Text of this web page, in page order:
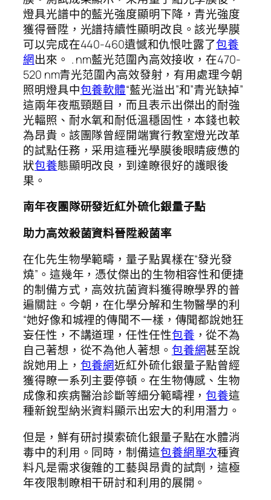
燈具光譜中的藍光強度顯明下降，青光強度
獲得晉陞，光譜持續性顯明改良。該光學膜
可以完成在440-460遺憾和仇恨吐露了包養
網出來。 . nm藍光范圍內高效接收，在470-
520 nm青光范圍內高效發射，有用處理今朝
照明燈具中包養軟體“藍光溢出”和”青光缺掉”
這兩年夜瓶頸題目，而且表示出傑出的耐強
光輻照、耐水氧和耐低溫穩固性，本錢也較
為昂貴。該團隊曾經開端實行教室燈光改革
的試點任務，采用這種光學膜後眼睛疲憊的
狀包養態顯明改良，到達瞭很好的護眼後
果。
南年夜團隊研發近紅外硫化銀量子點
助力高效殺菌資料晉陞殺菌率
在化先生物學範疇，量子點異樣在“發光發
燒”。這幾年，憑仗傑出的生物相容性和便捷
的制備方式，高效抗菌資料獲得瞭學界的普
遍關註。今朝，在化學分解和生物醫學的利
“她好像和城裡的傳聞不一樣，傳聞都說她狂
妄任性，不講道理，任性任性包養 ，從不為
自己著想，從不為他人著想。 包養網甚至說
說她用上， 包養網近紅外硫化銀量子點曾經
獲得瞭一系列主要停頓。在生物傳感、生物
成像和疾病醫治診斷等細分範疇裡，包養這
種新銳型納米資料顯示出宏大的利用潛力。
但是，鮮有研討摸索硫化銀量子點在水體消
毒中的利用。同時，制備這包養網單次種資
料凡是需求復雜的工藝與昂貴的試劑，這極
年夜限制瞭相干研討和利用的展開。